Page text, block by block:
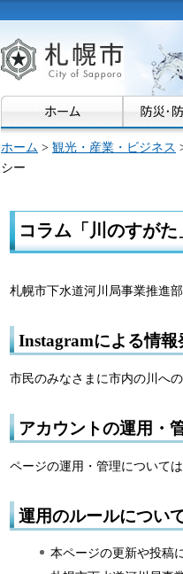
札幌市
ホーム > 観光・産業・ビジネス
シー
コラム「川のすが
札幌市下水道河川局事業推進
Instagramによる情報
市民のみなさまに市内の川へ
アカウントの運用・
ページの運用・管理について
運用のルールについ
本ページの更新や投稿